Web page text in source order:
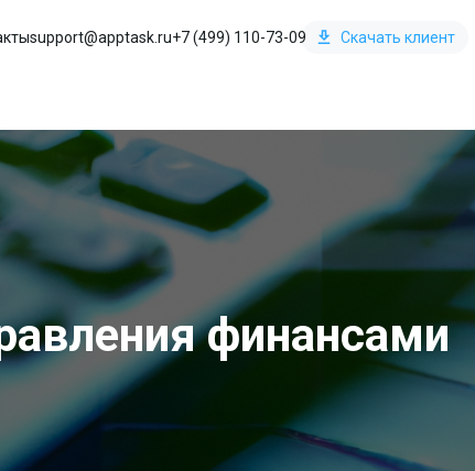
support@apptask.ru+7 (499) 110-73-09 Скачать клиент
финансами